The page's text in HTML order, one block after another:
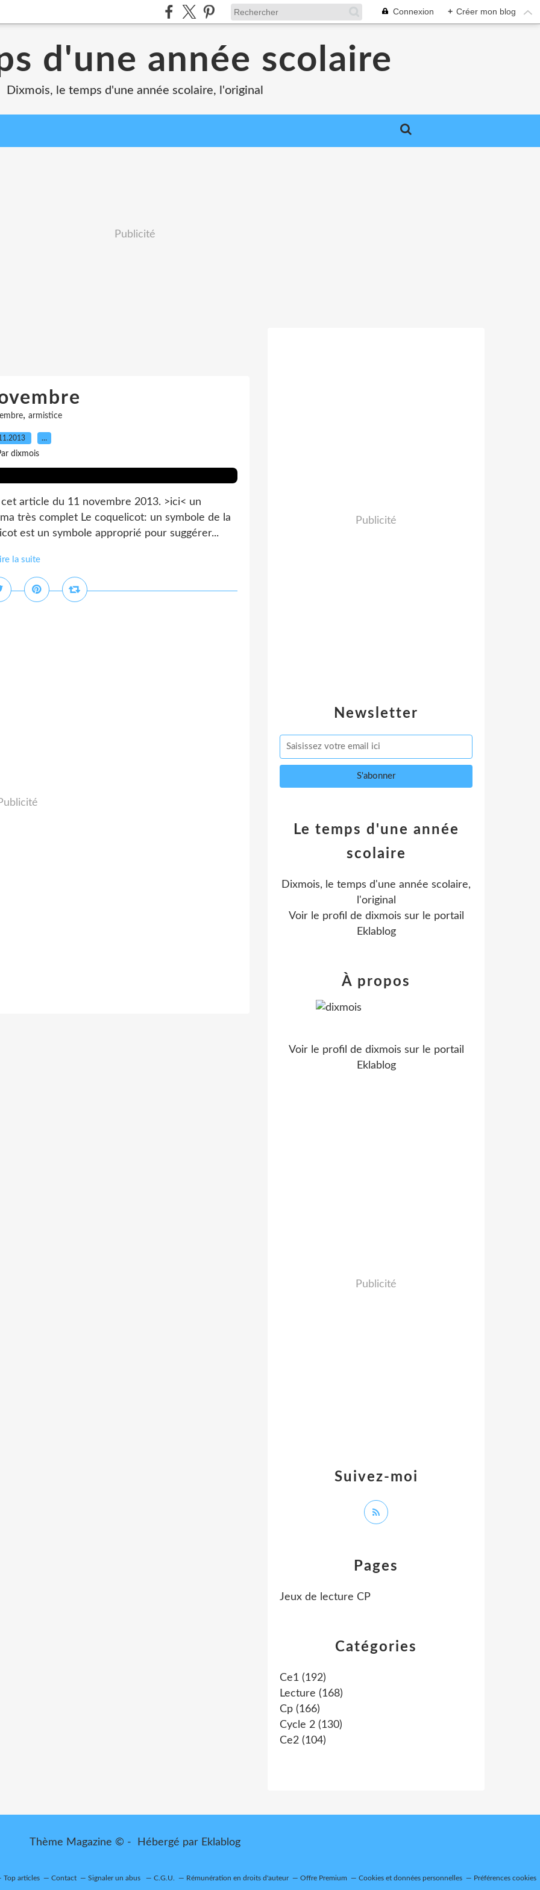
Connexion + Créer mon blog
d'une année scolaire
Dixmois, le temps d'une année scolaire, l'original
Publicité
, armistice
…
dixmois
article du 11 novembre 2013. >ici< un
très complet Le coquelicot: un symbole de la
est un symbole approprié pour suggérer...
la suite
Newsletter
Publicité
Catégories
Ce1 (192)
Lecture (168)
Cp (166)
Cycle 2 (130)
Ce2 (104)
Pages
Jeux de lecture CP
Le temps d'une année
scolaire
Dixmois, le temps d'une année scolaire,
l'original
Voir le profil de dixmois sur le portail
Eklablog
Suivez-moi
À propos
Voir le profil de dixmois sur le portail
Eklablog
Publicité
Thème Magazine © - Hébergé par Eklablog
Top articles Contact Signaler un abus C.G.U. Rémunération en droits d'auteur Offre Premium Cookies et données personnelles Préférences cookies